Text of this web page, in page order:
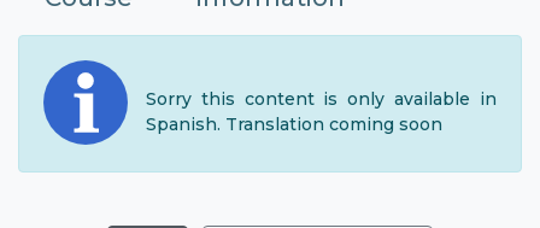
Sorry this content is only available in
Spanish. Translation coming soon